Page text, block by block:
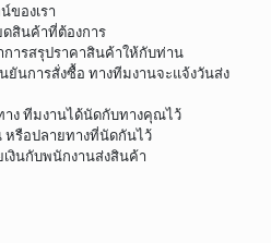
ของเรา
ดสินค้าที่ต้องการ
ารสรุปราคาสินค้าให้กับท่าน
ยันการสั่งซื้อ ทางทีมงานจะแจ้งวันส่ง
าง ทีมงานได้นัดกับทางคุณไว้
รือปลายทางที่นัดกันไว้
เงินกับพนักงานส่งสินค้า